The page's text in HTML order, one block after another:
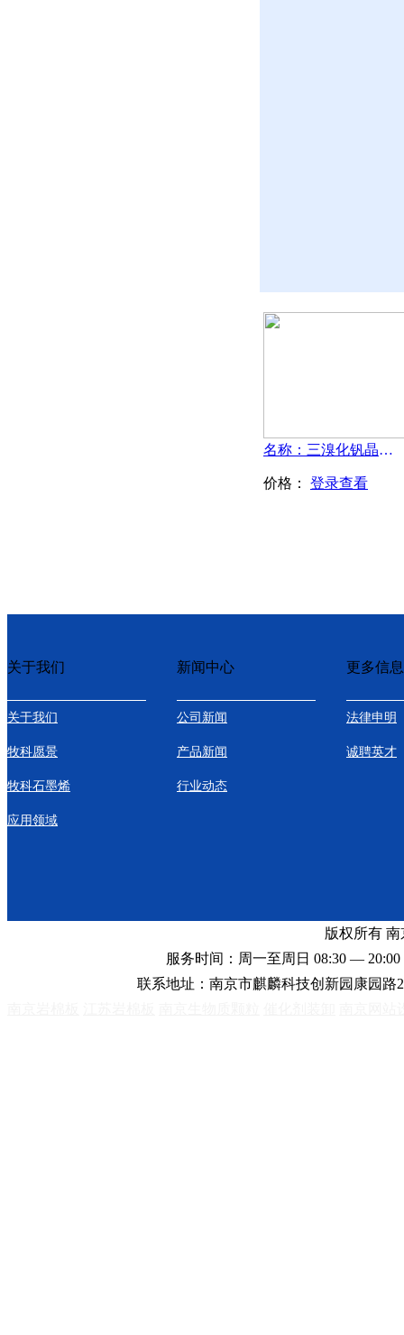
名称：三溴化钒晶体-VBr3
价格： 登录查看
关于我们 新闻中心 更多信息
关于我们
牧科愿景
牧科石墨烯
应用领域
公司新闻
产品新闻
行业动态
法律申明
诚聘英才
版权所有
服务时间：周一至周日 08:30 —
联系地址：南京市麒麟科技创新园康园